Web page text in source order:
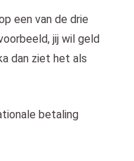
een van de drie
jij wil geld
dan ziet het als
betaling